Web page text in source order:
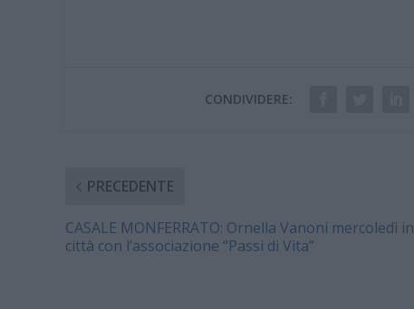
CONDIVIDERE:
PRECEDENTE
CASALE MONFERRATO: Ornella Vanoni mercoledì in
città con l’associazione “Passi di Vita”